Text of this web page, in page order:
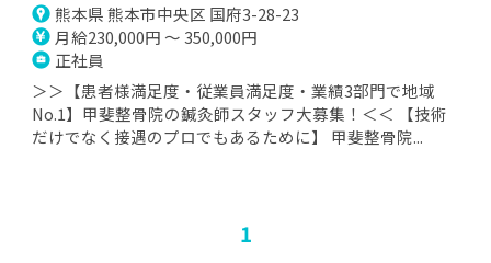
熊本県 熊本市中央区 国府3-28-23
月給230,000円 ～ 350,000円
正社員
＞＞【患者様満足度・従業員満足度・業績3部門で地域
No.1】甲斐整骨院の鍼灸師スタッフ大募集！＜＜ 【技術
だけでなく接遇のプロでもあるために】 甲斐整骨院...
1